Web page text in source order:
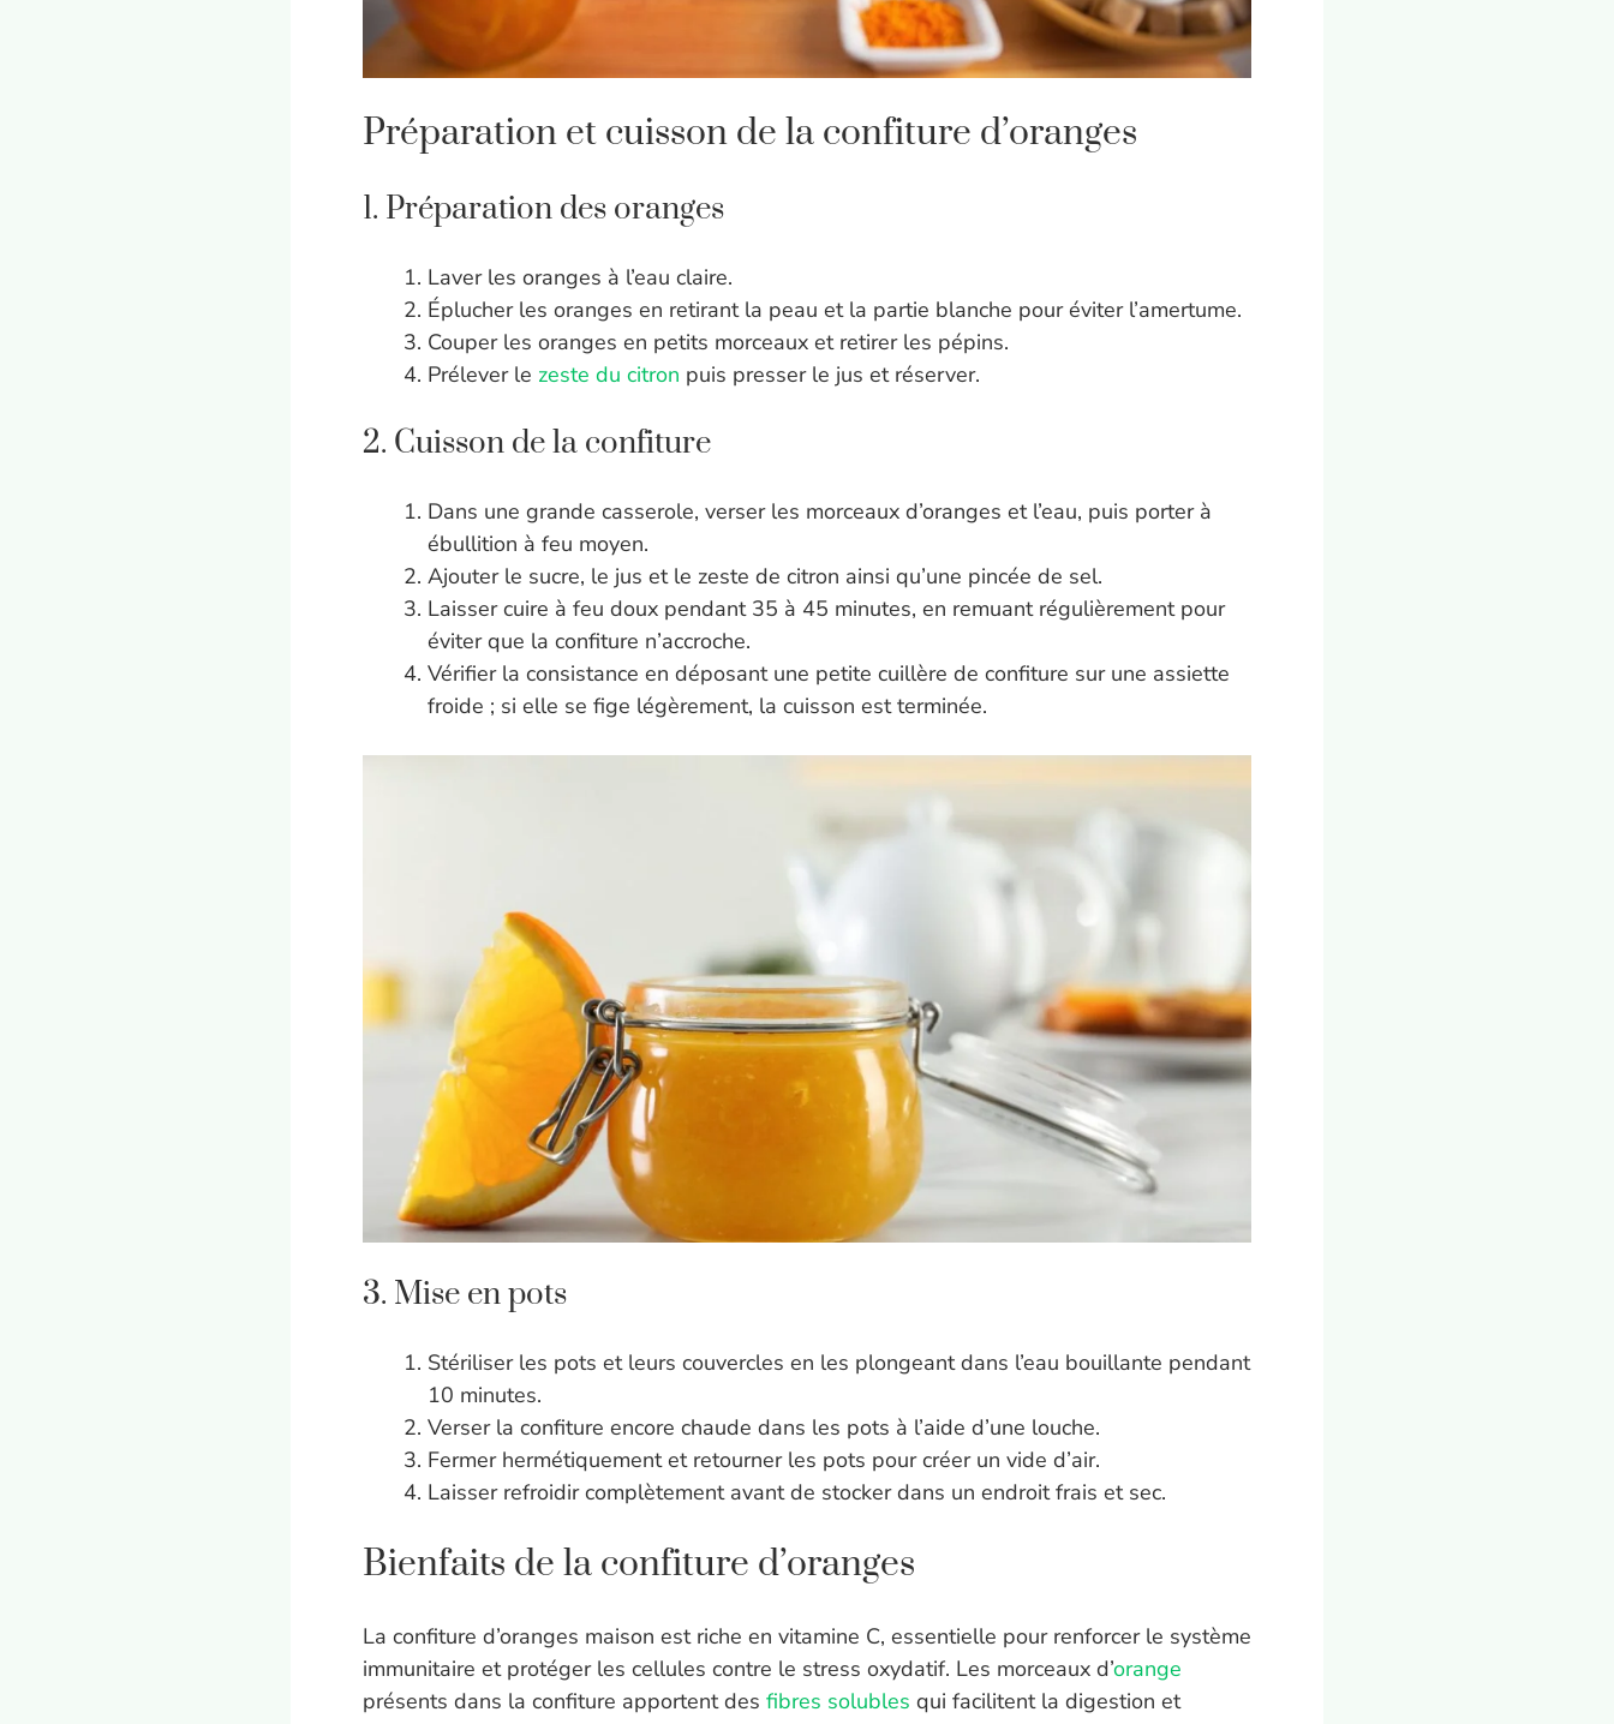
Préparation et cuisson de la confiture d’oranges
1. Préparation des oranges
Laver les oranges à l’eau claire.
Éplucher les oranges en retirant la peau et la partie blanche pour éviter l’amertume.
Couper les oranges en petits morceaux et retirer les pépins.
Prélever le zeste du citron puis presser le jus et réserver.
2. Cuisson de la confiture
Dans une grande casserole, verser les morceaux d’oranges et l’eau, puis porter à
ébullition à feu moyen.
Ajouter le sucre, le jus et le zeste de citron ainsi qu’une pincée de sel.
Laisser cuire à feu doux pendant 35 à 45 minutes, en remuant régulièrement pour
éviter que la confiture n’accroche.
Vérifier la consistance en déposant une petite cuillère de confiture sur une assiette
froide ; si elle se fige légèrement, la cuisson est terminée.
3. Mise en pots
Stériliser les pots et leurs couvercles en les plongeant dans l’eau bouillante pendant
10 minutes.
Verser la confiture encore chaude dans les pots à l’aide d’une louche.
Fermer hermétiquement et retourner les pots pour créer un vide d’air.
Laisser refroidir complètement avant de stocker dans un endroit frais et sec.
Bienfaits de la confiture d’oranges
La confiture d’oranges maison est riche en vitamine C, essentielle pour renforcer le système
immunitaire et protéger les cellules contre le stress oxydatif. Les morceaux d’orange
présents dans la confiture apportent des fibres solubles qui facilitent la digestion et